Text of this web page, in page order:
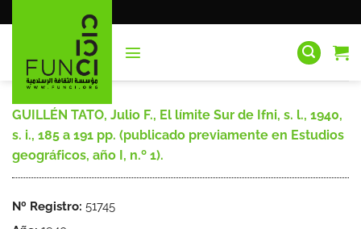
al
GUILLÉN TATO, Julio F., El límite Sur de Ifni, s. l., 1940,
s. i., 185 a 191 pp. (publicado previamente en Estudios
geográficos, año I, n.º 1).
Nº Registro: 51745